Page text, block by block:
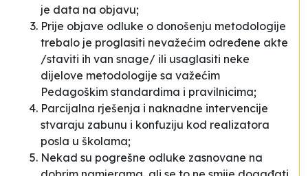
je data na objavu;
Prije objave odluke o donošenju metodologije
trebalo je proglasiti nevažećim određene akte
/staviti ih van snage/ ili usaglasiti neke
dijelove metodologije sa važećim
Pedagoškim standardima i pravilnicima;
Parcijalna rješenja i naknadne intervencije
stvaraju zabunu i konfuziju kod realizatora
posla u školama;
Nekad su pogrešne odluke zasnovane na